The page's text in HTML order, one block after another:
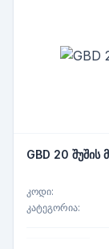
GBD 20 შუშის
კოდი:
კატეგორია: